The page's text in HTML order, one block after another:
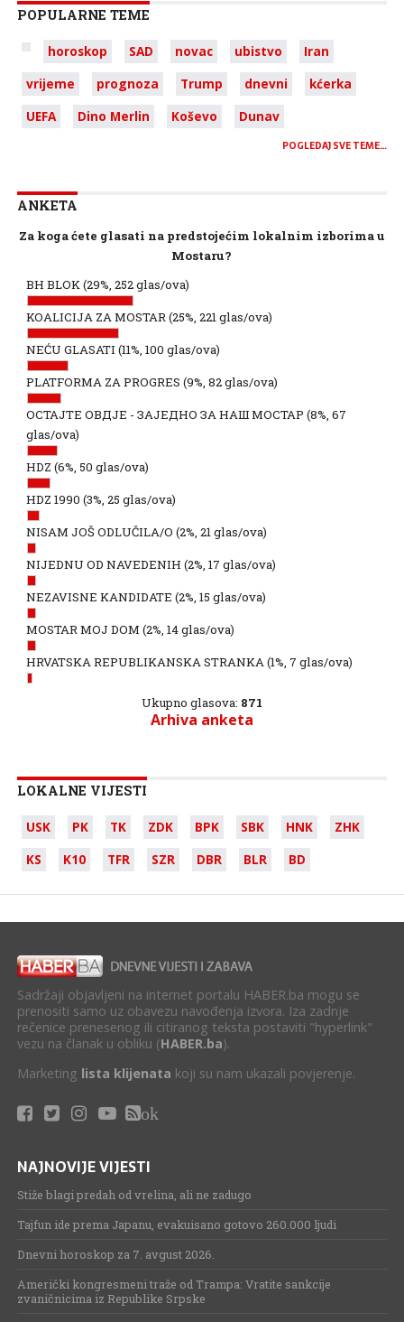
POPULARNE TEME
horoskop SAD novac ubistvo
Iran
vrijeme
prognoza Trump dnevni
kćerka
UEFA
Dino Merlin Koševo Dunav
POGLEDAJ SVE TEME…
ANKETA
Za koga ćete glasati na predstojećim lokalnim izborima u
Mostaru?
BH BLOK(29%, 252 glas/ova)
KOALICIJA ZA MOSTAR(25%, 221 glas/ova)
NEĆU GLASATI (11%, 100 glas/ova)
PLATFORMA ZA PROGRES (9%, 82 glas/ova)
ОСТАЈТЕ ОВДЈЕ - ЗАЈЕДНО ЗА НАШ МОСТАР (8%, 67
glas/ova)
HDZ (6%, 50 glas/ova)
HDZ 1990 (3%, 25 glas/ova)
NISAM JOŠ ODLUČILA/O (2%, 21 glas/ova)
NIJEDNU OD NAVEDENIH (2%, 17 glas/ova)
NEZAVISNE KANDIDATE (2%, 15 glas/ova)
MOSTAR MOJ DOM (2%, 14 glas/ova)
HRVATSKA REPUBLIKANSKA STRANKA(1%, 7 glas/ova)
Ukupno glasova: 871
Arhiva anketa
LOKALNE VIJESTI
USK PK TK ZDK BPK SBK HNK
ZHK
KS
K10 TFR SZR DBR BLR BD
Sadržaji objavljeni na internet portalu HABER.ba mogu se
prenositi samo uz obavezu navođenja izvora. Iza zadnje
rečenice prenesenog ili citiranog teksta postaviti "hyperlink"
vezu na članak u obliku (HABER.ba).
Marketing lista klijenata koji su nam ukazali povjerenje.
ok
NAJNOVIJE VIJESTI
Stiže blagi predah od vrelina, ali ne zadugo
Tajfun ide prema Japanu, evakuisano gotovo 260.000 ljudi
Dnevni horoskop za 7. avgust 2026.
Američki kongresmeni traže od Trampa: Vratite sankcije
zvaničnicima iz Republike Srpske